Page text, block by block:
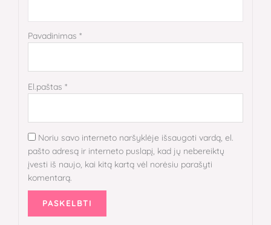
Pavadinimas *
El.paštas *
Noriu savo interneto naršyklėje išsaugoti vardą, el.
pašto adresą ir interneto puslapį, kad jų nebereiktų
įvesti iš naujo, kai kitą kartą vėl norėsiu parašyti
komentarą.